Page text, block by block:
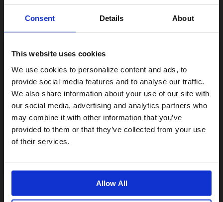
Consent Details About
This website uses cookies
We use cookies to personalize content and ads, to
provide social media features and to analyse our traffic.
We also share information about your use of our site with
our social media, advertising and analytics partners who
may combine it with other information that you’ve
provided to them or that they’ve collected from your use
of their services.
Allow All
« Pédalez le long de la rivière pour
savourez un café et un brownie
chez Moody Coffee. Ne vous
laissez pas tromper par le nom –
ici, les sourires sont partout ! »
Arctic Juice & Cafe
« Après une matinée
d’exploration le long de la rivière
époustouflant avec de nombreux
endroits pour simplement
Visiting from the United States?
For a better experience, please visit our:
US website